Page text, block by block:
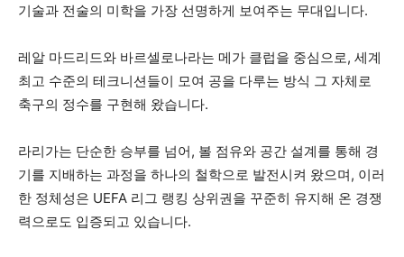
기술과 전술의 미학을 가장 선명하게 보여주는 무대입니다.
레알 마드리드와 바르셀로나라는 메가 클럽을 중심으로, 세계
최고 수준의 테크니션들이 모여 공을 다루는 방식 그 자체로
축구의 정수를 구현해 왔습니다.
라리가는 단순한 승부를 넘어, 볼 점유와 공간 설계를 통해 경
기를 지배하는 과정을 하나의 철학으로 발전시켜 왔으며, 이러
한 정체성은 UEFA 리그 랭킹 상위권을 꾸준히 유지해 온 경쟁
력으로도 입증되고 있습니다.